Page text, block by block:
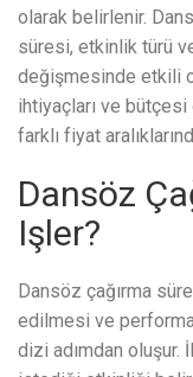
olarak belirlenir.
süresi, etkinlik türü
değişmesinde etkili
ihtiyaçları ve
farklı fiyat
Dansöz
Işler?
Dansöz çağırma
edilmesi ve
dizi adımdan oluşur.